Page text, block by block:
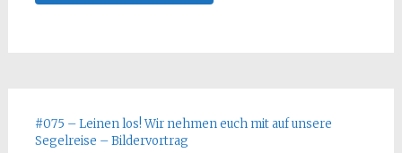
#075 – Leinen los! Wir nehmen euch mit auf unsere
Segelreise – Bildervortrag